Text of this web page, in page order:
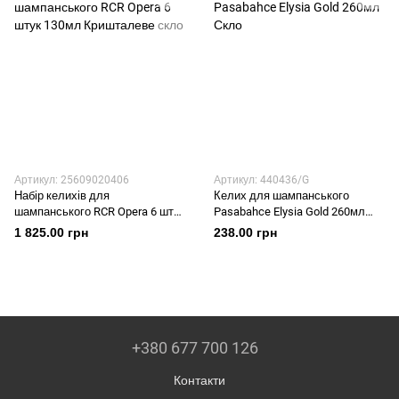
Артикул: 25609020406
Набір келихів для
шампанського RCR Opera 6 штук
130мл Кришталеве скло
1 825.00 грн
Артикул: 440436/G
Келих для шампанського
Pasabahce Elysia Gold 260мл
Скло
238.00 грн
+380 677 700 126
Контакти